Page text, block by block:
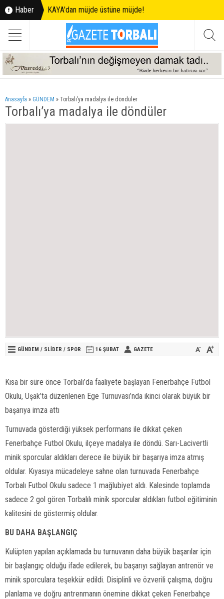
Haber KAYA'dan müjde üstüne müjde!
Anasayfa » GÜNDEM » Torbalı’ya madalya ile döndüler
Torbalı’ya madalya ile döndüler
GÜNDEM / SLİDER / SPOR 16 ŞUBAT GAZETE
Kısa bir süre önce Torbalı’da faaliyete başlayan Fenerbahçe Futbol
Okulu, Uşak’ta düzenlenen Ege Turnuvası’nda ikinci olarak büyük bir
başarıya imza attı
Turnuvada gösterdiği yüksek performans ile dikkat çeken
Fenerbahçe Futbol Okulu, ilçeye madalya ile döndü. Sarı-Lacivertli
minik sporcular aldıkları derece ile büyük bir başarıya imza atmış
oldular. Kıyasıya mücadeleye sahne olan turnuvada Fenerbahçe
Torbalı Futbol Okulu sadece 1 mağlubiyet aldı. Kalesinde toplamda
sadece 2 gol gören Torbalılı minik sporcular aldıkları futbol eğitiminin
kalitesini de göstermiş oldular.
BU DAHA BAŞLANGIÇ
Kulüpten yapılan açıklamada bu turnuvanın daha büyük başarılar için
bir başlangıç olduğu ifade edilerek, bu başarıyı sağlayan antrenör ve
minik sporculara teşekkür edildi. Disiplinli ve özverili çalışma, doğru
planlama ve doğru antrenmanın önemine dikkat çeken Fenerbahçe